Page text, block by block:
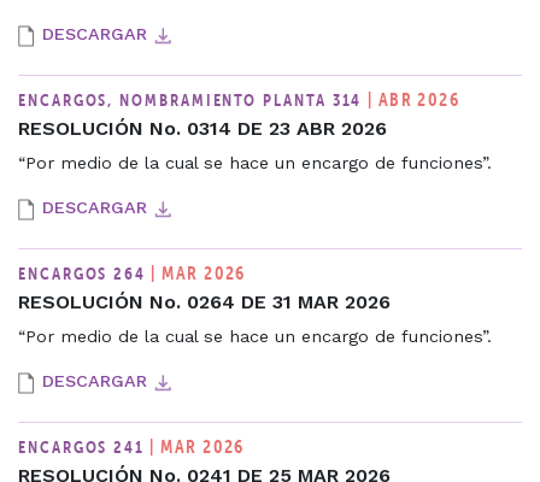
DESCARGAR
ENCARGOS, NOMBRAMIENTO PLANTA 314 | ABR 2026
RESOLUCIÓN No. 0314 DE 23 ABR 2026
“Por medio de la cual se hace un encargo de funciones”.
DESCARGAR
ENCARGOS 264 | MAR 2026
RESOLUCIÓN No. 0264 DE 31 MAR 2026
“Por medio de la cual se hace un encargo de funciones”.
DESCARGAR
ENCARGOS 241 | MAR 2026
RESOLUCIÓN No. 0241 DE 25 MAR 2026